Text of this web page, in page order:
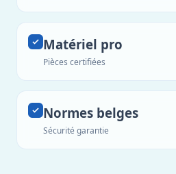
Matériel pro
Pièces certifiées
Normes belges
Sécurité garantie